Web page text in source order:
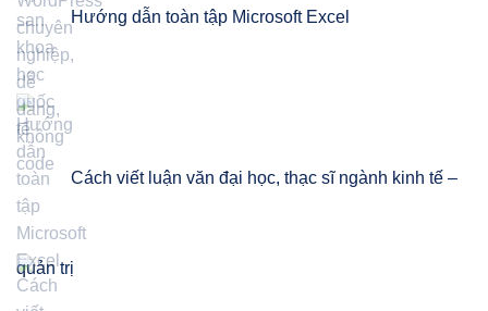
Hướng dẫn toàn tập Microsoft Excel
Cách viết luận văn đại học, thạc sĩ ngành kinh tế –
quản trị